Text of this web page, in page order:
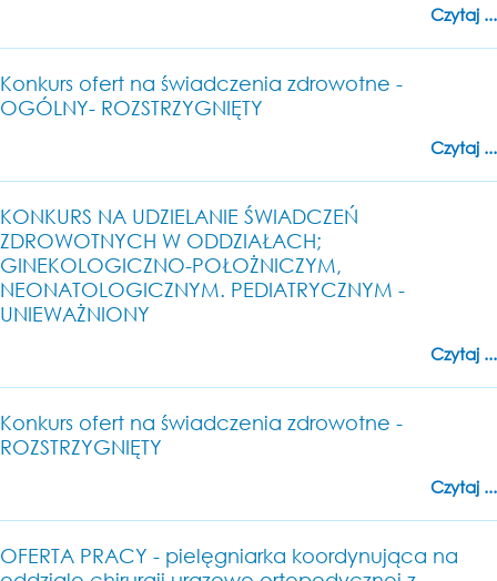
Czytaj ...
Konkurs ofert na świadczenia zdrowotne -
OGÓLNY- ROZSTRZYGNIĘTY
Czytaj ...
KONKURS NA UDZIELANIE ŚWIADCZEŃ
ZDROWOTNYCH W ODDZIAŁACH;
GINEKOLOGICZNO-POŁOŻNICZYM,
NEONATOLOGICZNYM. PEDIATRYCZNYM -
UNIEWAŻNIONY
Czytaj ...
Konkurs ofert na świadczenia zdrowotne -
ROZSTRZYGNIĘTY
Czytaj ...
OFERTA PRACY - pielęgniarka koordynująca na